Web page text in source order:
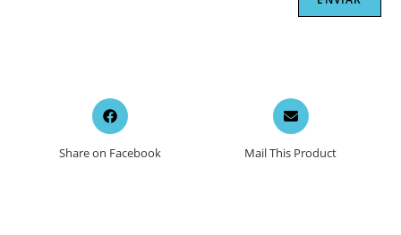
Opens
in
new
Share on Facebook
Opens
in
a
new
Mail This Product